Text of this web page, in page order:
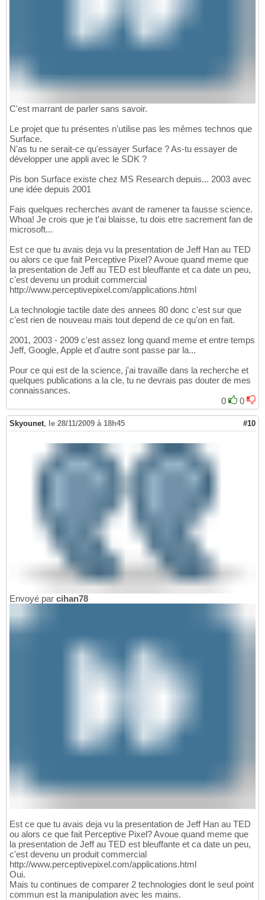
C'est marrant de parler sans savoir.
Le projet que tu présentes n'utilise pas les mêmes technos que
Surface.
N'as tu ne serait-ce qu'essayer Surface ? As-tu essayer de
développer une appli avec le SDK ?
Pis bon Surface existe chez MS Research depuis... 2003 avec
une idée depuis 2001
Fais quelques recherches avant de ramener ta fausse science.
Whoa! Je crois que je t'ai blaisse, tu dois etre sacrement fan de
microsoft...
Est ce que tu avais deja vu la presentation de Jeff Han au TED
ou alors ce que fait Perceptive Pixel? Avoue quand meme que
la presentation de Jeff au TED est bleuffante et ca date un peu,
c'est devenu un produit commercial
http://www.perceptivepixel.com/applications.html
La technologie tactile date des annees 80 donc c'est sur que
c'est rien de nouveau mais tout depend de ce qu'on en fait.
2001, 2003 - 2009 c'est assez long quand meme et entre temps
Jeff, Google, Apple et d'autre sont passe par la...
Pour ce qui est de la science, j'ai travaille dans la recherche et
quelques publications a la cle, tu ne devrais pas douter de mes
connaissances.
0
0
Skyounet, le 28/11/2009 à 18h45 #10
Envoyé par cihan78
Est ce que tu avais deja vu la presentation de Jeff Han au TED
ou alors ce que fait Perceptive Pixel? Avoue quand meme que
la presentation de Jeff au TED est bleuffante et ca date un peu,
c'est devenu un produit commercial
http://www.perceptivepixel.com/applications.html
Oui.
Mais tu continues de comparer 2 technologies dont le seul point
commun est la manipulation avec les mains.